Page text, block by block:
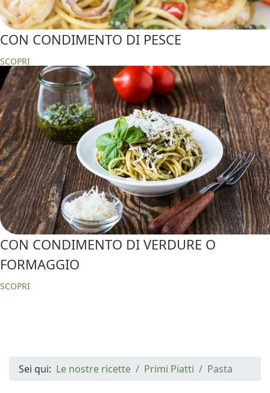
CON CONDIMENTO DI PESCE
SCOPRI
CON CONDIMENTO DI VERDURE O
FORMAGGIO
SCOPRI
Sei qui: Le nostre ricette Primi Piatti Pasta